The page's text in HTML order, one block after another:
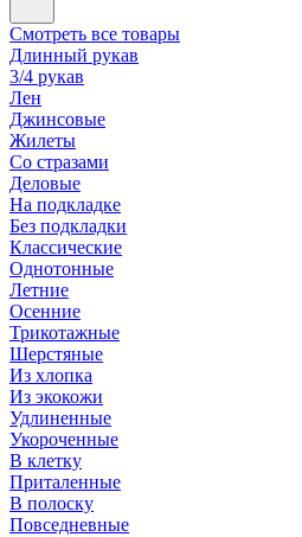
Смотреть все товары
Длинный рукав
3/4 рукав
Лен
Джинсовые
Жилеты
Со стразами
Деловые
На подкладке
Без подкладки
Классические
Однотонные
Летние
Осенние
Трикотажные
Шерстяные
Из хлопка
Из экокожи
Удлиненные
Укороченные
В клетку
Приталенные
В полоску
Повседневные